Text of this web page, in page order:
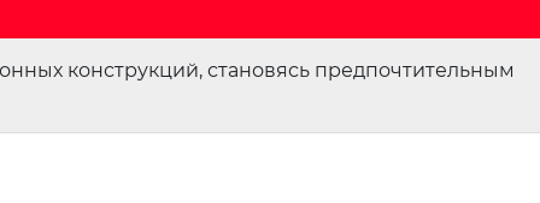
конструкций, становясь предпочтительным